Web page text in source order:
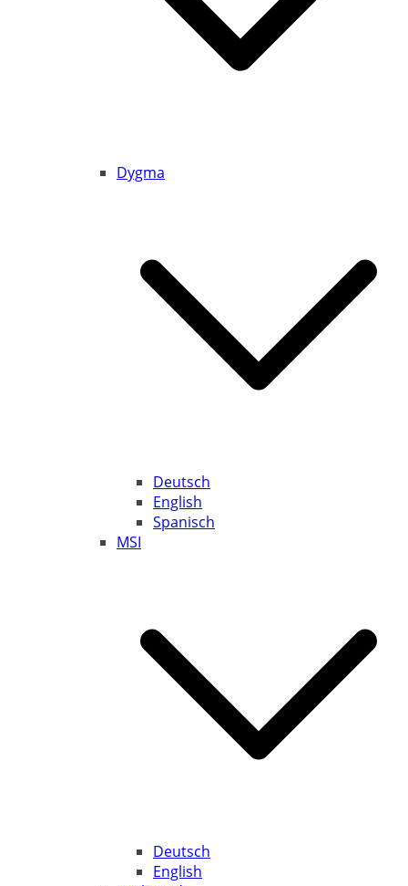
Dygma
Deutsch
English
Spanisch
MSI
Deutsch
English